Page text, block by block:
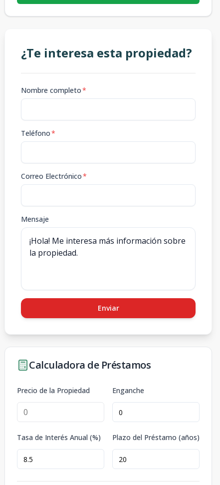
¿Te interesa esta propiedad?
Nombre completo*
Teléfono*
Correo Electrónico*
Mensaje
Enviar
Calculadora de Préstamos
Precio de la Propiedad Enganche
Tasa de Interés Anual (%) Plazo del Préstamo (años)